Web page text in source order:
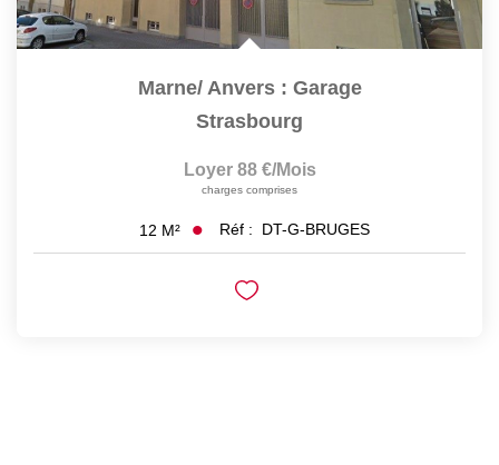
Marne/ Anvers : Garage
Strasbourg
Loyer 88 €/mois
charges comprises
12 M² Réf : DT-G-BRUGES